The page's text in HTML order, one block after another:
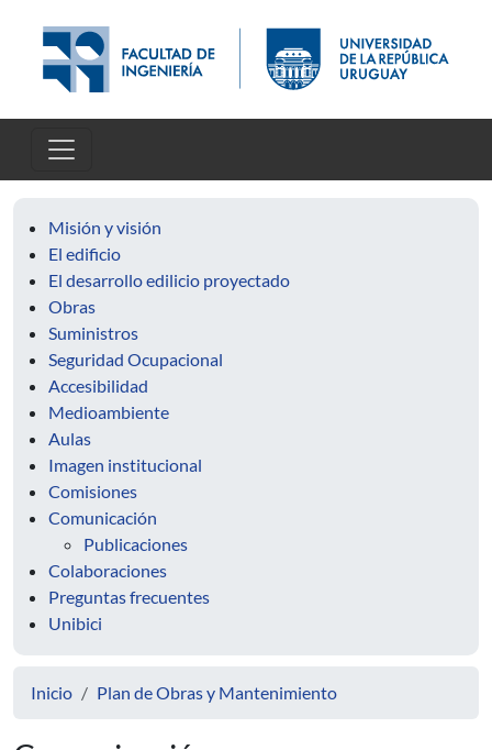
Misión y visión
El edificio
El desarrollo edilicio proyectado
Obras
Suministros
Seguridad Ocupacional
Accesibilidad
Medioambiente
Aulas
Imagen institucional
Comisiones
Comunicación
Publicaciones
Colaboraciones
Preguntas frecuentes
Unibici
Inicio Plan de Obras y Mantenimiento